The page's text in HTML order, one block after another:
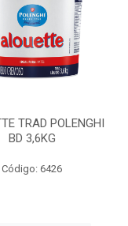
TRAD POLENGHI
BD 3,6KG
Código: 6426